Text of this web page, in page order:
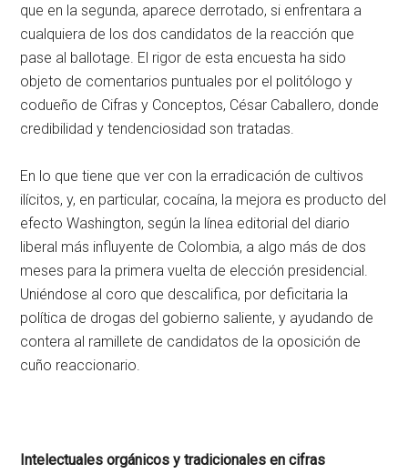
que en la segunda, aparece derrotado, si enfrentara a
cualquiera de los dos candidatos de la reacción que
pase al ballotage. El rigor de esta encuesta ha sido
objeto de comentarios puntuales por el politólogo y
codueño de Cifras y Conceptos, César Caballero, donde
credibilidad y tendenciosidad son tratadas.
En lo que tiene que ver con la erradicación de cultivos
ilícitos, y, en particular, cocaína, la mejora es producto del
efecto Washington, según la línea editorial del diario
liberal más influyente de Colombia, a algo más de dos
meses para la primera vuelta de elección presidencial.
Uniéndose al coro que descalifica, por deficitaria la
política de drogas del gobierno saliente, y ayudando de
contera al ramillete de candidatos de la oposición de
cuño reaccionario.
Intelectuales orgánicos y tradicionales en cifras